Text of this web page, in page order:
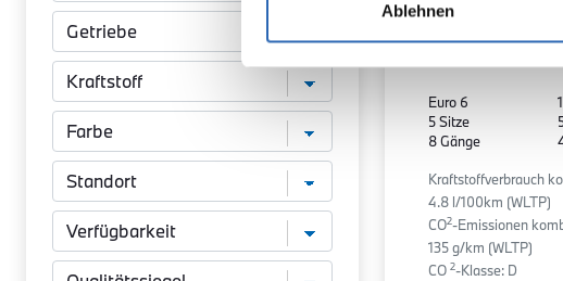
Ablehnen
Diesel
Kraftstoff
Euro 6
5 Sitze
8 Gänge
Kraftstoffverbrauch
4.8 l/100km (WLTP)
CO2-Emissionen
135 g/km (WLTP)
CO 2-Klasse: D